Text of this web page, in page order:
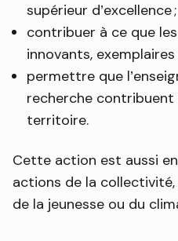
supérieur d’excellence ;
contribuer à ce que
innovants,
permettre que
recherche
territoire.
Cette action est aussi
actions de la
de la jeunesse ou du